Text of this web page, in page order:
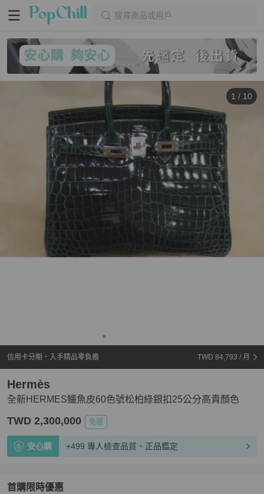
搜尋商品或用戶
1 / 10
信用卡分期・入手精品零負擔 TWD 84,793 / 月
全新HERMES鱷魚皮60色號松柏綠銀扣25公分高貴顏色
Hermès
TWD 2,300,000 免運
安心購 +499 專人檢查品質、正品鑑定
首購限時優惠